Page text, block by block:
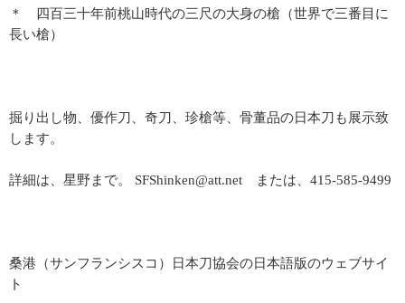
＊ 四百三十年前桃山時代の三尺の大身の槍（世界で三番目に
長い槍）
掘り出し物、優作刀、奇刀、珍槍等、骨董品の日本刀も展示致
します。
詳細は、星野まで。 SFShinken@att.net または、415-585-9499
桑港（サンフランシスコ）日本刀協会の日本語版のウェブサイ
ト